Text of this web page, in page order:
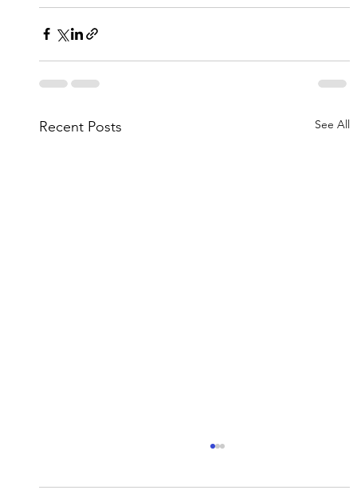
Recent Posts See All